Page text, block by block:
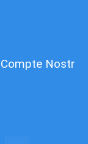
Compte Nostr